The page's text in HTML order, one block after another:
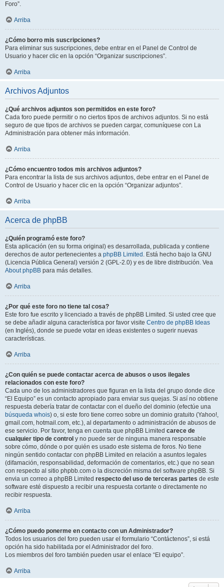
Foro”.
Arriba
¿Cómo borro mis suscripciones?
Para eliminar sus suscripciones, debe entrar en el Panel de Control de
Usuario y hacer clic en la opción “Organizar suscripciones”.
Arriba
Archivos Adjuntos
¿Qué archivos adjuntos son permitidos en este foro?
Cada foro puede permitir o no ciertos tipos de archivos adjuntos. Si no está
seguro de que tipos de archivos se pueden cargar, comuníquese con La
Administración para obtener más información.
Arriba
¿Cómo encuentro todos mis archivos adjuntos?
Para encontrar la lista de sus archivos adjuntos, debe entrar en el Panel de
Control de Usuario y hacer clic en la opción “Organizar adjuntos”.
Arriba
Acerca de phpBB
¿Quién programó este foro?
Esta aplicación (en su forma original) es desarrollada, publicada y contiene
derechos de autor pertenecientes a phpBB Limited . Está hecho bajo la GNU
(Licencia Pública General) versión 2 (GPL-2.0) y es de libre distribución. Vea
About phpBB para más detalles.
Arriba
¿Por qué este foro no tiene tal cosa?
Este foro fue escrito y licenciado a través de phpBB Limited. Si usted cree que
se debe añadir alguna característica por favor visite Centro de phpBB Ideas
(en Inglés), donde se puede votar en ideas existentes o sugerir nuevas
características.
Arriba
¿Con quién se puede contactar acerca de abusos o usos ilegales
relacionados con este foro?
Cada uno de los administradores que figuran en la lista del grupo donde dice
“El Equipo” es un contacto apropiado para enviar sus quejas. Si así no obtiene
respuesta debería tratar de contactar con el dueño del dominio (efectúe una
búsqueda whois) o, si este foro tiene correo sobre un dominio gratuito (Yahoo!,
gmail.com, hotmail.com, etc.), al departamento o administración de abusos de
ese servicio. Por favor, tenga en cuenta que phpBB Limited carece de
cualquier tipo de control y no puede ser de ninguna manera responsable
sobre cómo, dónde o por quién es usado este sistema de foros. No tiene
ningún sentido contactar con phpBB Limited en relación a asuntos legales
(difamación, responsabilidad, deformación de comentarios, etc.) que no sean
con respecto al sitio phpbb.com o la discreción misma del software phpBB. Si
envia un correo a phpBB Limited respecto del uso de terceras partes de este
software esté dispuesto a recibir una respuesta cortante o directamente no
recibir respuesta.
Arriba
¿Cómo puedo ponerme en contacto con un Administrador?
Todos los usuarios del foro pueden usar el formulario “Contáctenos”, si está
opción ha sido habilitada por el Administrador del foro.
Los miembros del foro también pueden usar el enlace “El equipo”.
Arriba